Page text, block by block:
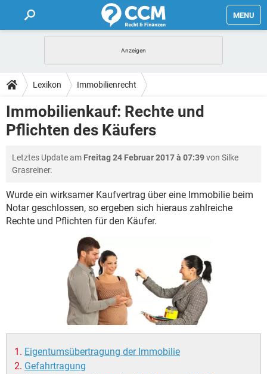
MENU
FORUM
TIPPS
LEXIKON
Lexikon Immobilienrecht
Immobilienkauf: Rechte und
Pflichten des Käufers
Letztes Update am Freitag 24 Februar 2017 à 07:39von Silke
Grasreiner.
Wurde ein wirksamer Kaufvertrag über eine Immobilie beim
Notar geschlossen, so ergeben sich hieraus zahlreiche
Rechte und Pflichten für den Käufer.
Eigentumsübertragung der Immobilie
Gefahrtragung